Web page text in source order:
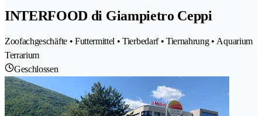
INTERFOOD di Giampietro Ceppi
Zoofachgeschäfte • Futtermittel • Tierbedarf • Tiernahrung • Aquarium
Terrarium
Geschlossen